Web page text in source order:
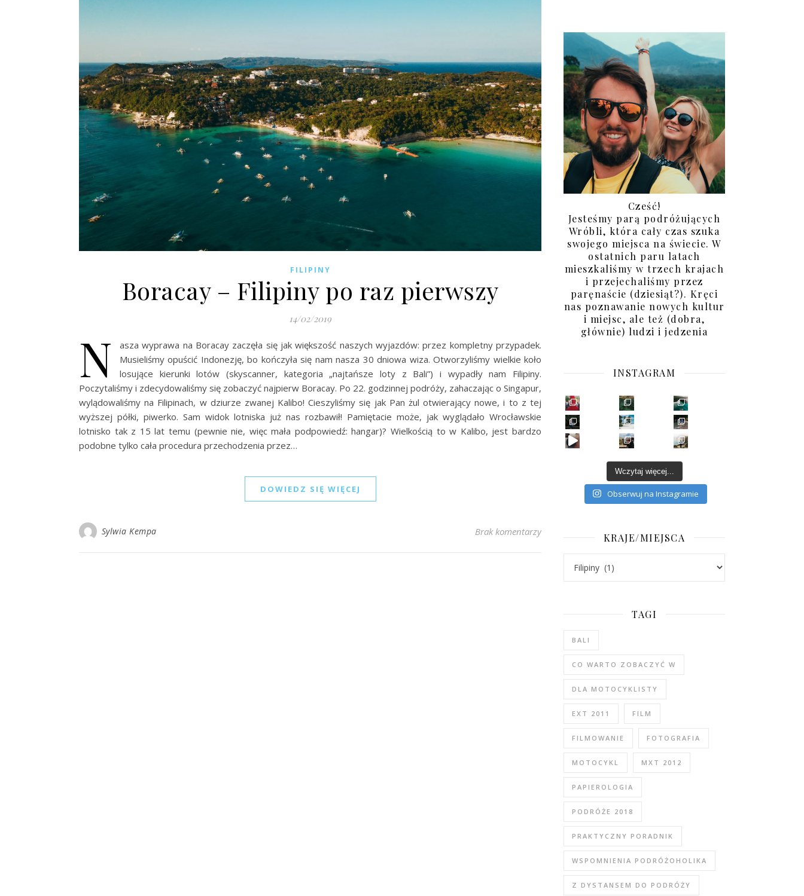
FILIPINY
Boracay – Filipiny po raz pierwszy
14/02/2019
N
asza wyprawa na Boracay zaczęła się jak większość naszych wyjazdów: przez kompletny przypadek.
Musieliśmy opuścić Indonezję, bo kończyła się nam nasza 30 dniowa wiza. Otworzyliśmy wielkie koło
losujące kierunki lotów (skyscanner, kategoria „najtańsze loty z Bali”) i wypadły nam Filipiny.
Poczytaliśmy i zdecydowaliśmy się zobaczyć najpierw Boracay. Po 22. godzinnej podróży, zahaczając o Singapur,
wylądowaliśmy na Filipinach, w dziurze zwanej Kalibo! Cieszyliśmy się jak Pan żul otwierający nowe, i to z tej
wyższej półki, piwerko. Sam widok lotniska już nas rozbawił! Pamiętacie może, jak wyglądało Wrocławskie
lotnisko tak z 15 lat temu (pewnie nie, więc mała podpowiedź: hangar)? Wielkością to w Kalibo, jest bardzo
podobne tylko cała procedura przechodzenia przez…
DOWIEDZ SIĘ WIĘCEJ
Sylwia Kempa Brak komentarzy
Cześć!
Jesteśmy parą podróżujących
Wróbli, która cały czas szuka
swojego miejsca na świecie. W
ostatnich paru latach
mieszkaliśmy w trzech krajach
i przejechaliśmy przez
paręnaście (dziesiąt?). Kręci
nas poznawanie nowych kultur
i miejsc, ale też (dobra,
głównie) ludzi i jedzenia
INSTAGRAM
Wczytaj więcej...
Obserwuj na Instagramie
KRAJE/MIEJSCA
TAGI
BALI
CO WARTO ZOBACZYĆ W
DLA MOTOCYKLISTY
EXT 2011 FILM
FILMOWANIE FOTOGRAFIA
MOTOCYKL MXT 2012
PAPIEROLOGIA
PODRÓŻE 2018
PRAKTYCZNY PORADNIK
WSPOMNIENIA PODRÓŻOHOLIKA
Z DYSTANSEM DO PODRÓŻY